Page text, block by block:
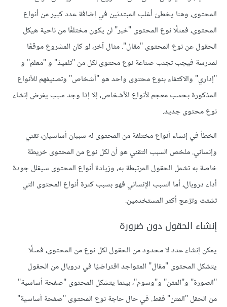
المحتوى، وهنا يخطئ أغلب المبتدئين في إضافة عدد كبير من أنواع
المحتوى، فمثلًا نوع المحتوى "خبر" لن يكون مختلفًا من ناحية هيكل
الحقول عن نوع المحتوى "مقال". مثال آخر، لو كان المشروع موقعًا
لمدرسة فيجب تجنب صناعة نوع محتوى لكل من "تلميذ" و "معلم" و
"إداري" والاكتفاء بنوع محتوى واحد هو "أشخاص" وتصنيفهم للأنواع
المذكورة بحسب معجم ﻷنواع الأشخاص، إلا إذا وجد سبب يفرض إنشاء
نوع محتوى جديد.
الخطأ في إنشاء أنواع مختلفة من المحتوى له سببان أساسيان، تقني
وإنساني. ملخص السبب التقني هو أن لكل نوع من المحتوى خريطة
خاصة به تشمل الحقول المرتبطة به، وزيادة أنواع المحتوى سيقلل جودة
أداء دروبال، أما السبب الإنساني فهو بسبب كثرة أنواع المحتوى التي
تشتت وتزعج أكثر المستخدمين.
إنشاء الحقول دون ضرورة
يمكن إنشاء عدد لا محدود من الحقول لكل نوع من المحتوى، فمثلًا
يتشكل المحتوى "مقال" المتواجد افتراضيًا في دروبال من الحقول
"الصورة" و"المتن" و"وسوم"، بينما يتشكل المحتوى "صفحة أساسية"
من الحقل "المتن" فقط. في حال حاجة نوع المحتوى "صفحة أساسية"